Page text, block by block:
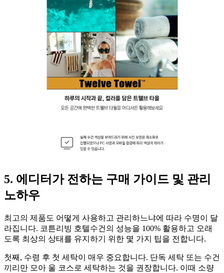
5. 에디터가 전하는 구매 가이드 및 관리
노하우
최고의 제품도 어떻게 사용하고 관리하느냐에 따라 수명이 달
라집니다. 코튼리빙 호텔수건의 성능을 100% 활용하고 오래
도록 최상의 상태를 유지하기 위한 몇 가지 팁을 전합니다.
첫째, 수령 후 첫 세탁이 매우 중요합니다. 단독 세탁 또는 수건
끼리만 모아 울 코스로 세탁하는 것을 권장합니다. 이때 소량